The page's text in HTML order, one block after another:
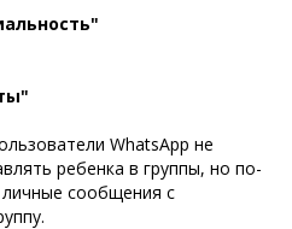
WhatsApp не
ребенка в группы, но по-
сообщения с